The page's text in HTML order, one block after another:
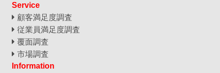
Service
顧客満足度調査
従業員満足度調査
覆面調査
市場調査
Information